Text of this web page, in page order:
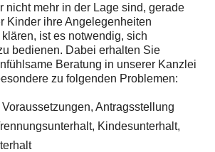
nicht mehr in der Lage sind, gerade
Kinder ihre Angelegenheiten
ist es notwendig, sich
bedienen. Dabei erhalten Sie
Beratung in unserer Kanzlei
zu folgenden Problemen:
Antragsstellung
Kindesunterhalt,